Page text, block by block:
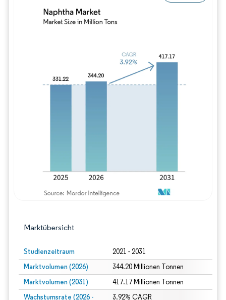
Marktübersicht
Studienzeitraum 2021 - 2031
Marktvolumen (2026) 344.20 Millionen Tonnen
Marktvolumen (2031) 417.17 Millionen Tonnen
Wachstumsrate (2026 -
3.92% CAGR